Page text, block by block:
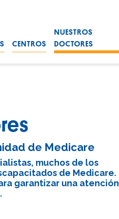
CENTROS
NUESTROS
DOCTORES
de Medicare
muchos de los
de Medicare.
garantizar una atención